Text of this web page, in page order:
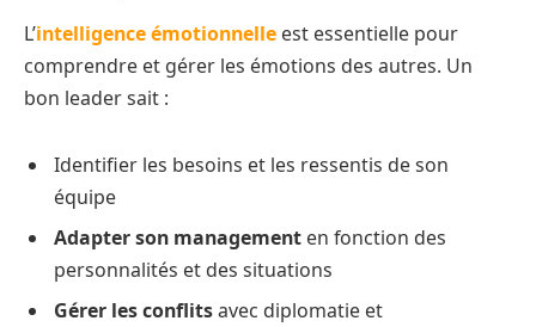
L’intelligence émotionnelle est essentielle pour
comprendre et gérer les émotions des autres. Un
bon leader sait :
Identifier les besoins et les ressentis de son
équipe
Adapter son management en fonction des
personnalités et des situations
Gérer les conflitsavec diplomatie et